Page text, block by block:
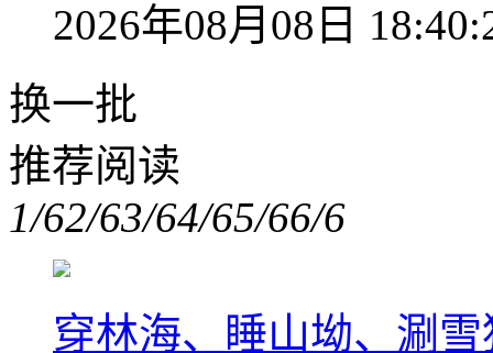
2026年08月08日
换一批
推荐阅读
1/62/63/64/65/66/6
穿林海、睡山坳、涮